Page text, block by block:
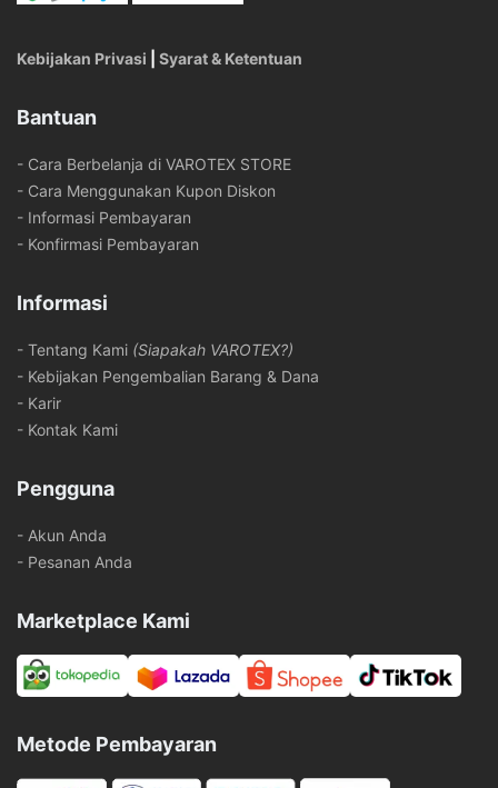
Kebijakan Privasi Syarat & Ketentuan
Bantuan
- Cara Berbelanja di VAROTEX STORE
- Cara Menggunakan Kupon Diskon
- Informasi Pembayaran
- Konfirmasi Pembayaran
Informasi
- Tentang Kami (Siapakah VAROTEX?)
- Kebijakan Pengembalian Barang & Dana
- Karir
- Kontak Kami
Pengguna
- Akun Anda
- Pesanan Anda
Marketplace Kami
Metode Pembayaran